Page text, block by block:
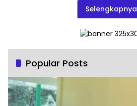
Selengkapnya
Popular Posts